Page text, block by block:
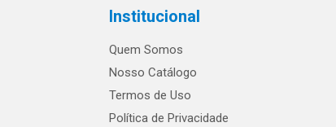
Institucional
Quem Somos
Nosso Catálogo
Termos de Uso
Política de Privacidade